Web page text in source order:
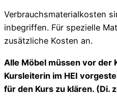
Verbrauchsmaterialkosten
inbegriffen. Für spezielle
zusätzliche Kosten an.
Alle Möbel müssen vor der
Kursleiterin im HEI
für den Kurs zu klären. (Di.